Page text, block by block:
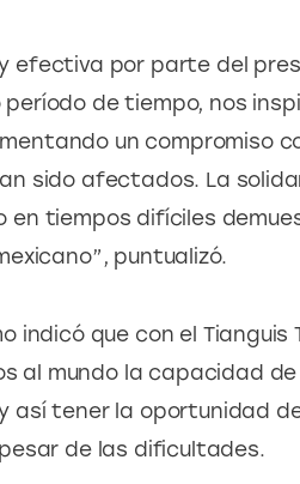
efectiva por parte del
de tiempo, nos
un compromiso
sido afectados. La
en tiempos difíciles
puntualizó.
indicó que con el Tianguis
al mundo la capacidad
así tener la oportunidad
de las dificultades.